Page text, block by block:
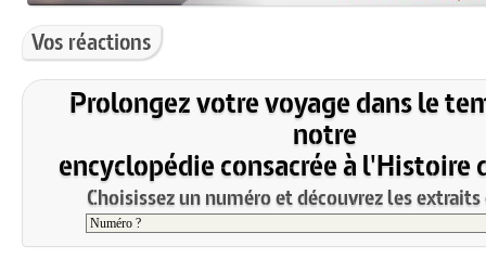
Vos réactions
Prolongez votre voyage dans le
notre
encyclopédie consacrée à l'Histoire
Choisissez un numéro et découvrez les